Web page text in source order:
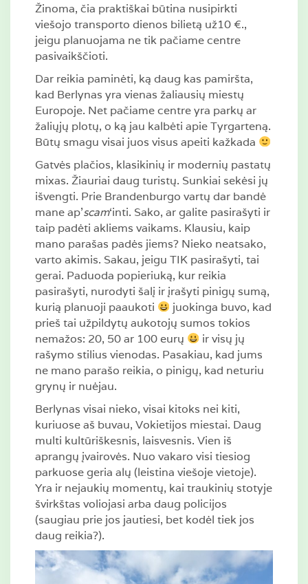
Žinoma, čia praktiškai būtina nusipirkti
viešojo transporto dienos bilietą už10 €.,
jeigu planuojama ne tik pačiame centre
pasivaikščioti.
Dar reikia paminėti, ką daug kas pamiršta,
kad Berlynas yra vienas žaliausių miestų
Europoje. Net pačiame centre yra parkų ar
žaliųjų plotų, o ką jau kalbėti apie Tyrgarteną.
Būtų smagu visai juos visus apeiti kažkada
Gatvės plačios, klasikinių ir modernių pastatų
mixas. Žiauriai daug turistų. Sunkiai sekėsi jų
išvengti. Prie Brandenburgo vartų dar bandė
mane ap’scam‘inti. Sako, ar galite pasirašyti ir
taip padėti akliems vaikams. Klausiu, kaip
mano parašas padės jiems? Nieko neatsako,
varto akimis. Sakau, jeigu TIK pasirašyti, tai
gerai. Paduoda popieriuką, kur reikia
pasirašyti, nurodyti šalį ir įrašyti pinigų sumą,
kurią planuoji paaukoti
juokinga buvo, kad
prieš tai užpildytų aukotojų sumos tokios
nemažos: 20, 50 ar 100 eurų
ir visų jų
rašymo stilius vienodas. Pasakiau, kad jums
ne mano parašo reikia, o pinigų, kad neturiu
grynų ir nuėjau.
Berlynas visai nieko, visai kitoks nei kiti,
kuriuose aš buvau, Vokietijos miestai. Daug
multi kultūriškesnis, laisvesnis. Vien iš
aprangų įvairovės. Nuo vakaro visi tiesiog
parkuose geria alų (leistina viešoje vietoje).
Yra ir nejaukių momentų, kai traukinių stotyje
švirkštas voliojasi arba daug policijos
(saugiau prie jos jautiesi, bet kodėl tiek jos
daug reikia?).